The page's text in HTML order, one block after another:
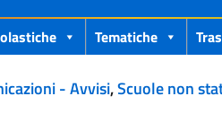
Tematiche
- Avvisi,Scuole non